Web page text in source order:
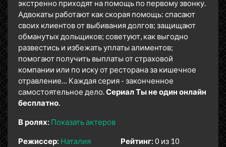
экстренно приходят на помощь по первому звонку.
Адвокаты работают как скорая помощь: спасают
своих клиентов от выбивания долгов; защищают
обманутых дольщиков; советуют, как выгодно
развестись и избежать уплаты алиментов;
помогают получить выплаты от страховой
компании или по иску от ресторана за кишечное
отравление… Каждая серия - законченное
самостоятельное дело.Сериал Ты не один онлайн
бесплатно.
В ролях: Показать актеров
Режиссер: Наталия
Рейтинг: 0 из 10